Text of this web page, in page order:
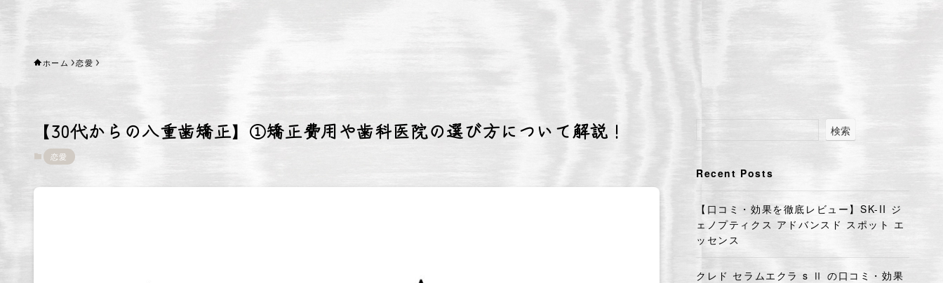
ホーム 恋愛
【30代からの八重歯矯正】①矯正費用や歯科医院の選び方について解説！
恋愛
検索
Recent Posts
【口コミ・効果を徹底レビュー】SK-II ジ
ェノプティクス アドバンスド スポット エ
ッセンス
クレド セラムエクラ s Ⅱ の口コミ・効果